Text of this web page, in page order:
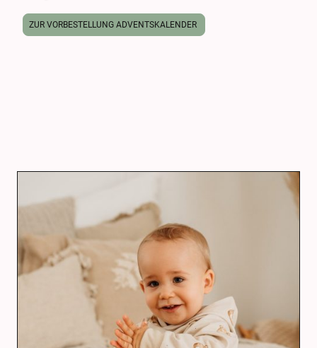
ZUR VORBESTELLUNG ADVENTSKALENDER